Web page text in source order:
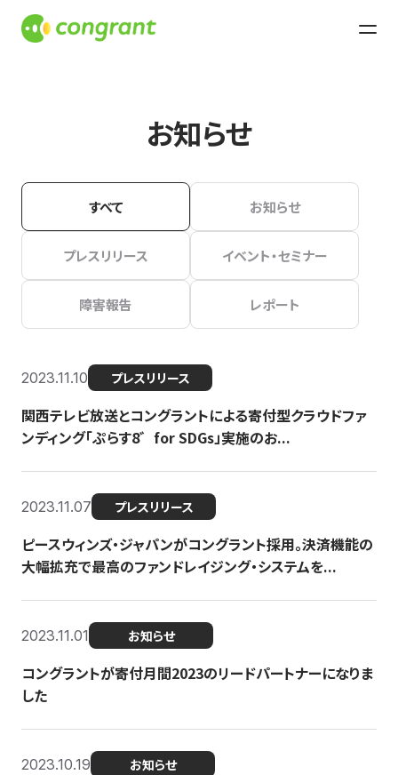
お知らせ
すべて お知らせ
プレスリリース イベント・セミナー
障害報告 レポート
2023.11.10 プレスリリース
関西テレビ放送とコングラントによる寄付型クラウドファ
ンディング「ぷらす8゛for SDGs」実施のお...
2023.11.07 プレスリリース
ピースウィンズ・ジャパンがコングラント採用。決済機能の
大幅拡充で最高のファンドレイジング・システムを...
2023.11.01 お知らせ
コングラントが寄付月間2023のリードパートナーになりま
した
2023.10.19 お知らせ